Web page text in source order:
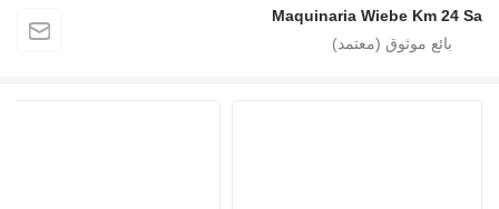
Maquinaria Wiebe Km 24 Sa